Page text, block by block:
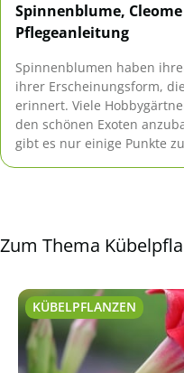
Spinnenblume,
Pflegeanleitung
Spinnenblumen haben
ihrer Erscheinungsform,
erinnert. Viele
den schönen Exoten
gibt es nur einige Punkte
Zum Thema
KÜBELPFLANZEN